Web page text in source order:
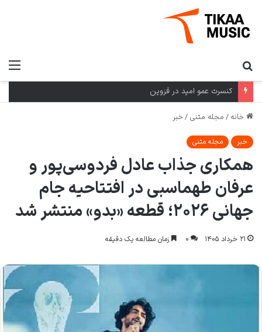
برای
کنسرت عمو امید در قزوین
خانه / مجله متنی /خبر
خبر مجله متنی
همکاری جذاب عادل فردوسی‌پور و
عرفان طهماسبی در افتتاحیه جام
جهانی ۲۰۲۶؛ قطعه «بدو» منتشر شد
۲۱ خرداد ۱۴۰۵ ۰ زمان مطالعه یک دقیقه